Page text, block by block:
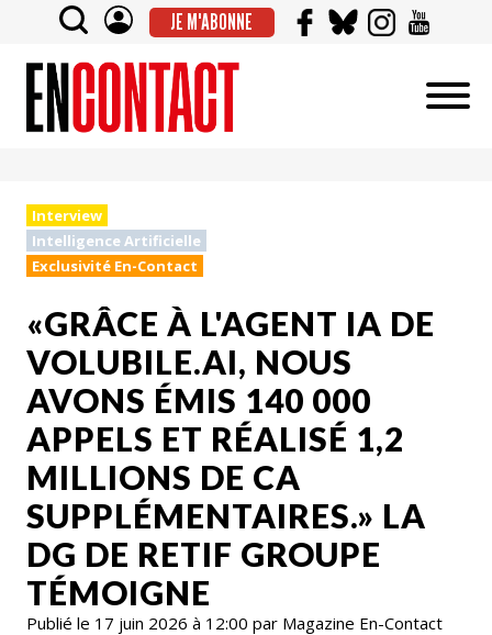
JE M'ABONNE
Interview
Intelligence Artificielle
Exclusivité En-Contact
«GRÂCE À L'AGENT IA DE
VOLUBILE.AI, NOUS
AVONS ÉMIS 140 000
APPELS ET RÉALISÉ 1,2
MILLIONS DE CA
SUPPLÉMENTAIRES.» LA
DG DE RETIF GROUPE
TÉMOIGNE
Publié le 17 juin 2026 à 12:00 par Magazine En-Contact